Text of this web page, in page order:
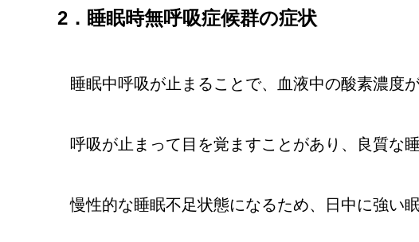
2．睡眠時無呼吸症候群の症状
睡眠中呼吸が止まることで、血液中の酸素濃度
呼吸が止まって目を覚ますことがあり、良質な
慢性的な睡眠不足状態になるため、日中に強い